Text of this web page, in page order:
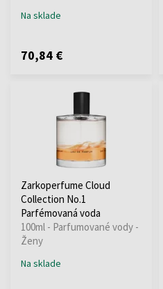
Na sklade
70,84 €
Zarkoperfume Cloud
Collection No.1
Parfémovaná voda
100ml - Parfumované vody -
Ženy
Na sklade